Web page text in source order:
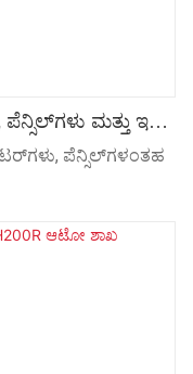
ಮತ್ತು ಇತರ
ಶಾಖ
ಪೆನ್ಸಿಲ್‌ಗಳಂತಹ